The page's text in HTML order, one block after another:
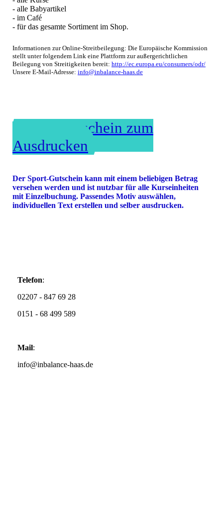
- alle Babyartikel
- im Café
- für das gesamte Sortiment im Shop.
Informationen zur Online-Streitbeilegung: Die Europäische Kommission
stellt unter folgendem Link eine Plattform zur außergerichtlichen
Beilegung von Streitigkeiten bereit: http://ec.europa.eu/consumers/odr/
Unsere E-Mail-Adresse: info@inbalance-haas.de
Sport-Gutschein zum
Ausdrucken
Der Sport-Gutschein kann mit einem beliebigen Betrag
versehen werden und ist nutzbar für alle Kurseinheiten
mit Einzelbuchung. Passendes Motiv auswählen,
individuellen Text erstellen und selber ausdrucken.
Telefon:
02207 - 847 69 28
0151 - 68 499 589
Mail:
info@inbalance-haas.de